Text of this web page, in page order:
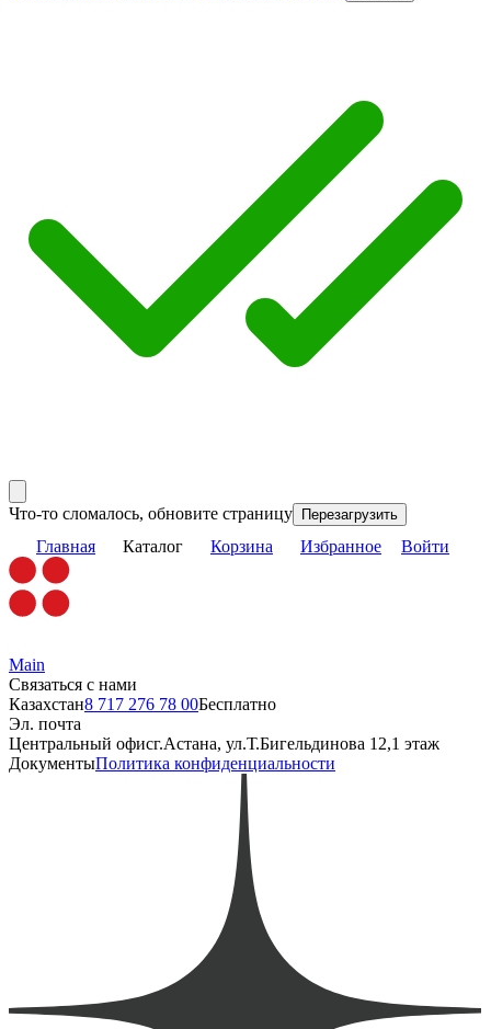
Что-то сломалось, обновите страницу Перезагрузить
Главная Каталог Корзина Избранное Войти
Main
Связаться с нами
Казахстан8 717 276 78 00Бесплатно
Эл. почта
Центральный офисг.Астана, ул.Т.Бигельдинова 12,1 этаж
ДокументыПолитика конфиденциальности